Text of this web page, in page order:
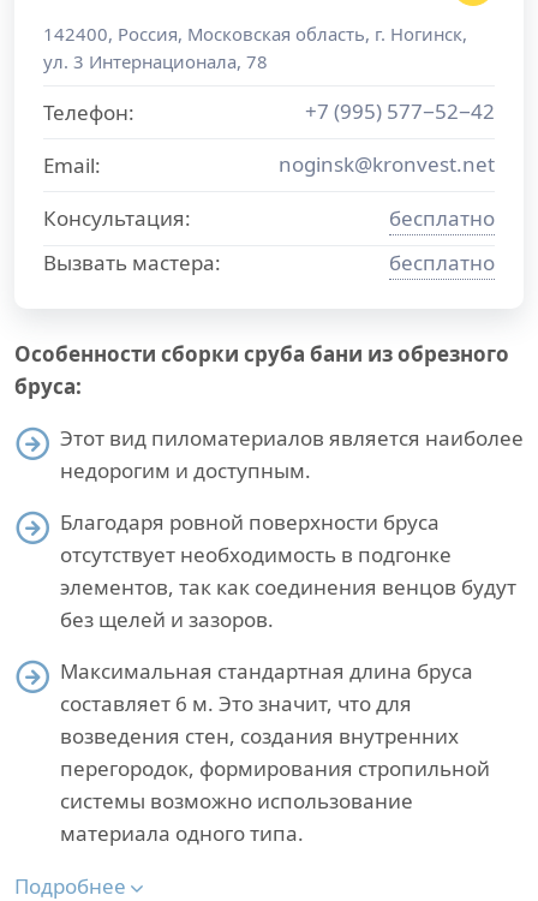
142400, Россия, Московская область, г. Ногинск,
ул. 3 Интернационала, 78
Телефон:
+7 (995) 577−52−42
Email:
noginsk@kronvest.net
Консультация:
бесплатно
Вызвать мастера:
бесплатно
Особенности сборки сруба бани из обрезного
бруса:
Этот вид пиломатериалов является наиболее
недорогим и доступным.
Благодаря ровной поверхности бруса
отсутствует необходимость в подгонке
элементов, так как соединения венцов будут
без щелей и зазоров.
Максимальная стандартная длина бруса
составляет 6 м. Это значит, что для
возведения стен, создания внутренних
перегородок, формирования стропильной
системы возможно использование
материала одного типа.
Подробнее